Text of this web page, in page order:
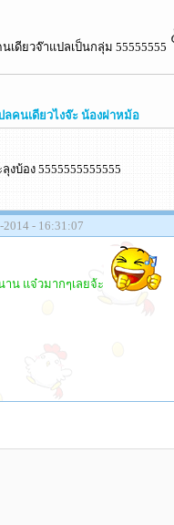
เดียวจ๊าแปลเป็นกลุ่ม 55555555
ลคนเดียวไงจ๊ะ น้องฝาหม้อ
งบ้อง 5555555555555
2014 - 16:31:07
น แจ๋วมากๆเลยจ้ะ